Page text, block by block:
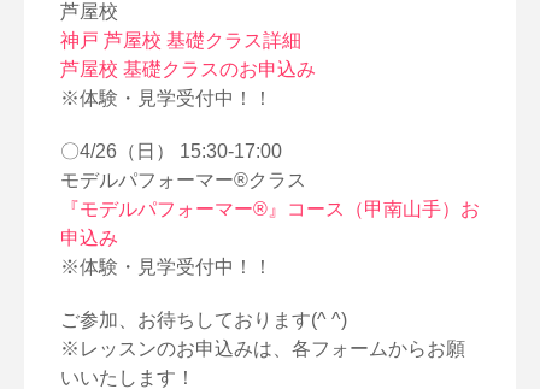
芦屋校
神戸 芦屋校 基礎クラス詳細
芦屋校 基礎クラスのお申込み
※体験・見学受付中！！
〇4/26（日） 15:30-17:00
モデルパフォーマー®クラス
『モデルパフォーマー®』コース（甲南山手）お
申込み
※体験・見学受付中！！
ご参加、お待ちしております(^ ^)
※レッスンのお申込みは、各フォームからお願
いいたします！